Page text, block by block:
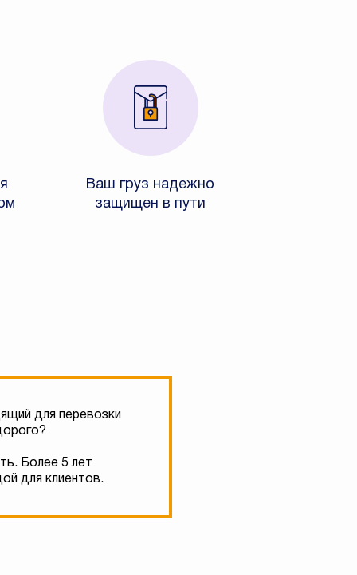
Ваш груз надежно
защищен в пути
для перевозки
Более 5 лет
для клиентов.